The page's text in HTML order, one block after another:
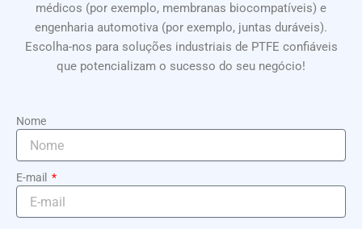
médicos (por exemplo, membranas biocompatíveis) e
engenharia automotiva (por exemplo, juntas duráveis).
Escolha-nos para soluções industriais de PTFE confiáveis
que potencializam o sucesso do seu negócio!
Nome
E-mail